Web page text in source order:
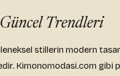
Trendleri
stillerin modern
Kimonomodasi.com gibi